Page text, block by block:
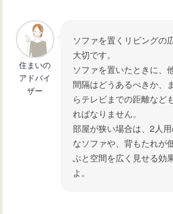
住まいの
アドバイ
ザー
ソファを置くリビングの
大切です。
ソファを置いたときに、
間隔はどうあるべきか、
らテレビまでの距離など
ればなりません。
部屋が狭い場合は、2人
なソファや、背もたれが
ぶと空間を広く見せる効
よ。